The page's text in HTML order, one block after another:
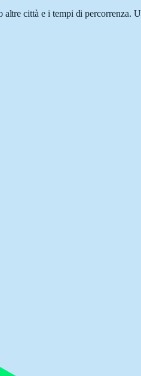
città e i tempi di percorrenza.